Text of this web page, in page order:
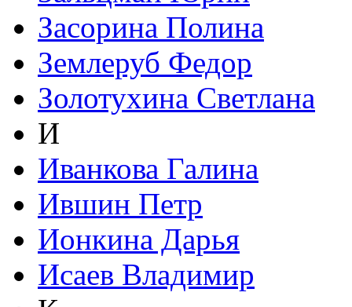
Засорина Полина
Землеруб Федор
Золотухина Светлана
И
Иванкова Галина
Ившин Петр
Ионкина Дарья
Исаев Владимир